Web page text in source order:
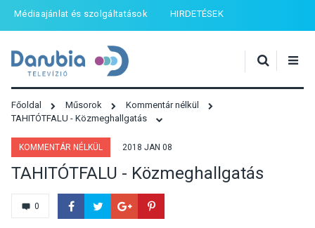
Médiaajánlat és szolgáltatások HIRDETÉSEK
Főoldal Műsorok
Kommentár nélkül
TAHITÓTFALU - Közmeghallgatás
KOMMENTÁR NÉLKÜL 2018 JAN 08
TAHITÓTFALU - Közmeghallgatás
0